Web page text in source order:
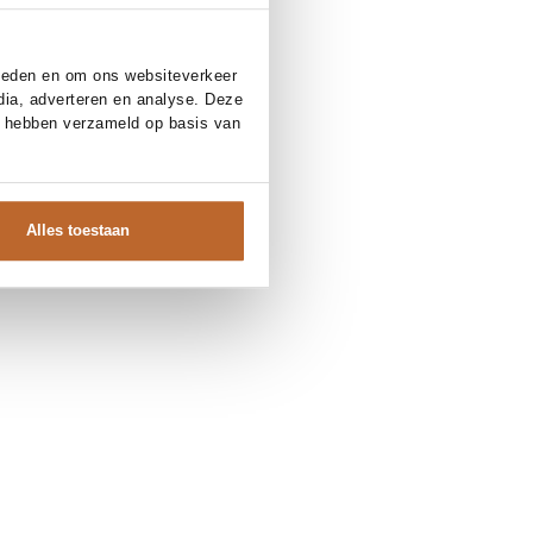
en om ons websiteverkeer
adverteren en analyse. Deze
verzameld op basis van
Alles toestaan